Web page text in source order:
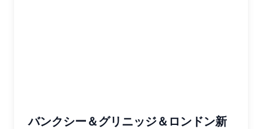
バンクシー＆グリニッジ＆ロンドン新